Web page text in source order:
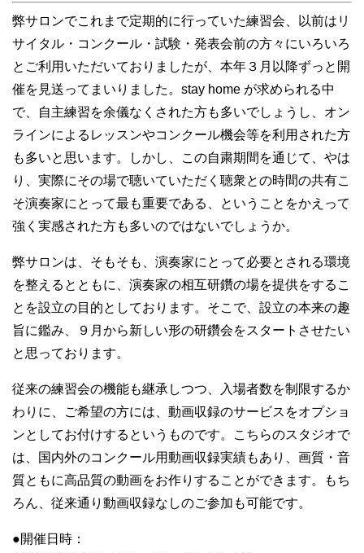
弊サロンでこれまで定期的に行っていた練習会、以前はリ
サイタル・コンクール・試験・発表会前の方々にいろいろ
とご利用いただいておりましたが、本年３月以降ずっと開
催を見送ってまいりました。stay home が求められる中
で、自主練習を余儀なくされた方も多いでしょうし、オン
ラインによるレッスンやコンクール機会等を利用された方
も多いと思います。しかし、この自粛期間を通じて、やは
り、実際にその場で聴いていただく聴衆との時間の共有こ
そ演奏家にとって最も重要である、ということをかえって
強く実感された方も多いのではないでしょうか。
弊サロンは、そもそも、演奏家にとって必要とされる環境
を整えるとともに、演奏家の相互研鑽の場を提供をするこ
とを設立の目的としております。そこで、設立の本来の趣
旨に鑑み、９月から新しい形の研鑽会をスタートさせたい
と思っております。
従来の練習会の機能も継承しつつ、入場者数を制限するか
わりに、ご希望の方には、動画収録のサービスをオプショ
ンとしてお付けするというものです。こちらのスタジオで
は、国内外のコンクール用動画収録実績もあり、画質・音
質ともに高品質の動画をお作りすることができます。もち
ろん、従来通り動画収録なしのご参加も可能です。
●開催日時：